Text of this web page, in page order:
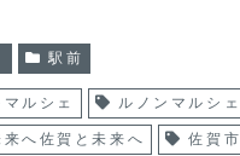
駅前
マルシェ ルノンマルシェ
へ佐賀と未来へ 佐賀市